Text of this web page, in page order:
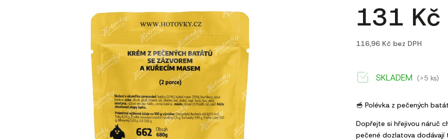
131 Kč
116,96 Kč bez DPH
🥣 Polévka z pečených
Dopřejte si hřejivou náruč
pečené dozlatova
SKLADEM (>5 ks)